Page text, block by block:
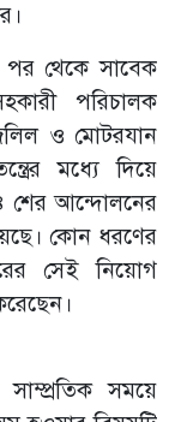
পর থেকে সাবেক
পরিচালক
ও মোটরযান
মধ্যে দিয়ে
শের আন্দোলনের
কোন ধরণের
সেই নিয়োগ
সময়ে